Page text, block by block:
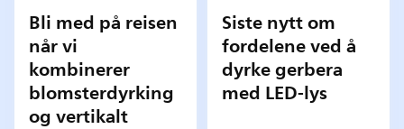
Bli med på reisen
når vi
kombinerer
blomsterdyrking
og vertikalt
Siste nytt om
fordelene ved å
dyrke gerbera
med LED-lys